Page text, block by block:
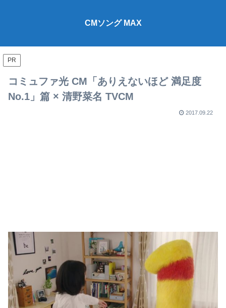
CMソング MAX
PR
コミュファ光 CM「ありえないほど 満足度
No.1」篇 × 清野菜名 TVCM
2017.09.22